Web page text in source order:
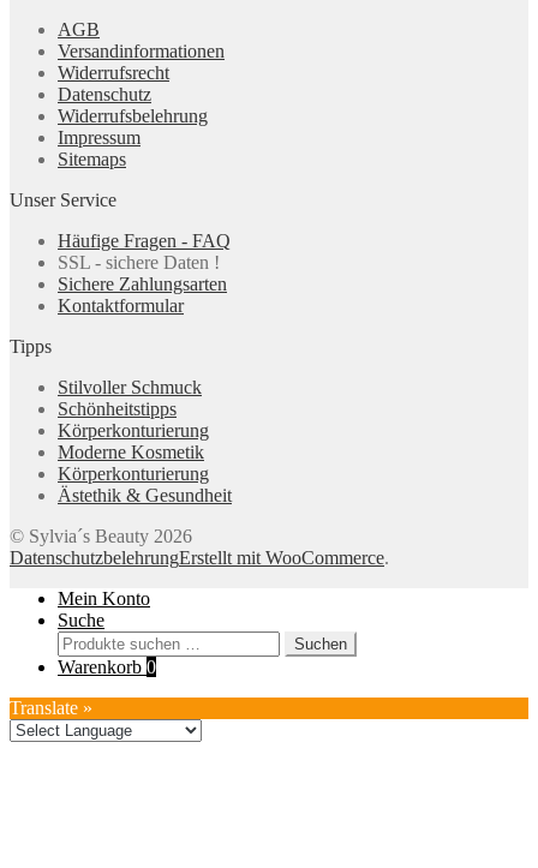
AGB
Versandinformationen
Widerrufsrecht
Datenschutz
Widerrufsbelehrung
Impressum
Sitemaps
Unser Service
Häufige Fragen - FAQ
SSL - sichere Daten !
Sichere Zahlungsarten
Kontaktformular
Tipps
Stilvoller Schmuck
Schönheitstipps
Körperkonturierung
Moderne Kosmetik
Körperkonturierung
Ästethik & Gesundheit
© Sylvia´s Beauty 2026
DatenschutzbelehrungErstellt mit WooCommerce.
Mein Konto
Suche
Suchen
nach:
Suchen
Warenkorb 0
Translate »